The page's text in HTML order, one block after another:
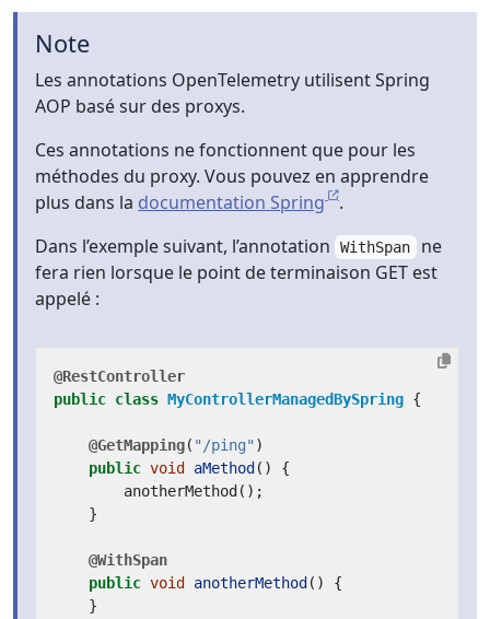
Note
Les annotations OpenTelemetry utilisent Spring
AOP basé sur des proxys.
Ces annotations ne fonctionnent que pour les
méthodes du proxy. Vous pouvez en apprendre
plus dans la documentation Spring
.
Dans l’exemple suivant, l’annotation
WithSpan ne
fera rien lorsque le point de terminaison GET est
appelé :
@RestController
public class MyControllerManagedBySpring {
@GetMapping( "/ping" )
public void aMethod ()
{
anotherMethod ();
}
@WithSpan
public void anotherMethod ()
{
}